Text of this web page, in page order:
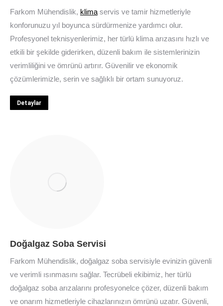
Farkom Mühendislik, klima servis ve tamir hizmetleriyle
konforunuzu yıl boyunca sürdürmenize yardımcı olur.
Profesyonel teknisyenlerimiz, her türlü klima arızasını hızlı ve
etkili bir şekilde giderirken, düzenli bakım ile sistemlerinizin
verimliliğini ve ömrünü artırır. Güvenilir ve ekonomik
çözümlerimizle, serin ve sağlıklı bir ortam sunuyoruz.
Detaylar
Doğalgaz Soba Servisi
Farkom Mühendislik, doğalgaz soba servisiyle evinizin güvenli
ve verimli ısınmasını sağlar. Tecrübeli ekibimiz, her türlü
doğalgaz soba arızalarını profesyonelce çözer, düzenli bakım
ve onarım hizmetleriyle cihazlarınızın ömrünü uzatır. Güvenli,